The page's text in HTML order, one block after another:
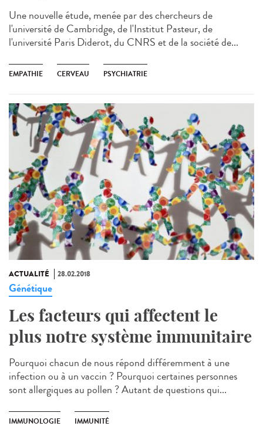
Une nouvelle étude, menée par des chercheurs de
l'université de Cambridge, de l'Institut Pasteur, de
l'université Paris Diderot, du CNRS et de la société de...
EMPATHIE CERVEAU PSYCHIATRIE
ACTUALITÉ 28.02.2018
Génétique
Les facteurs qui affectent le
plus notre système immunitaire
Pourquoi chacun de nous répond différemment à une
infection ou à un vaccin ? Pourquoi certaines personnes
sont allergiques au pollen ? Autant de questions qui...
IMMUNOLOGIE IMMUNITÉ